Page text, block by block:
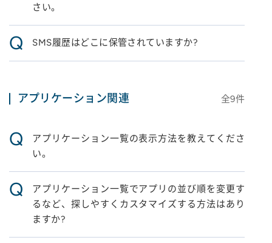
さい。
Q SMS履歴はどこに保管されていますか?
アプリケーション関連 全9件
Q
アプリケーション一覧の表示方法を教えてくださ
い。
Q
アプリケーション一覧でアプリの並び順を変更す
るなど、探しやすくカスタマイズする方法はあり
ますか?